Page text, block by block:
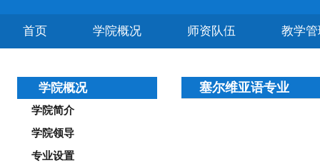
首页 学院概况 师资队伍 教学
学院概况
学院简介
学院领导
专业设置
塞尔维亚语专业